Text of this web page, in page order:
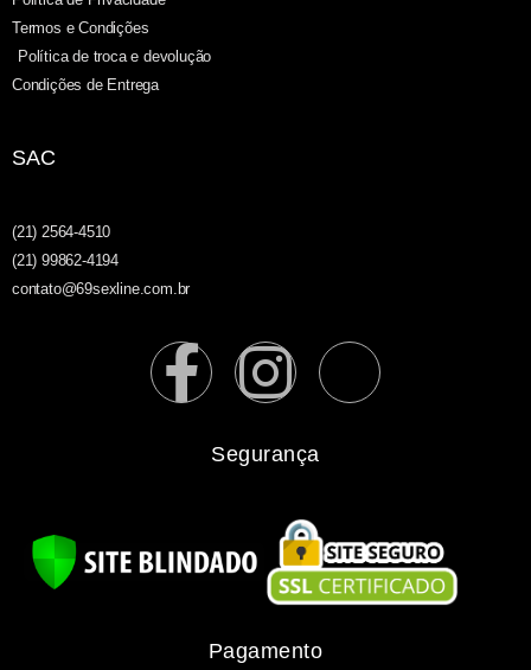
Termos e Condições
Política de troca e devolução
Condições de Entrega
SAC
(21) 2564-4510
(21) 99862-4194
contato@69sexline.com.br
Segurança
Pagamento